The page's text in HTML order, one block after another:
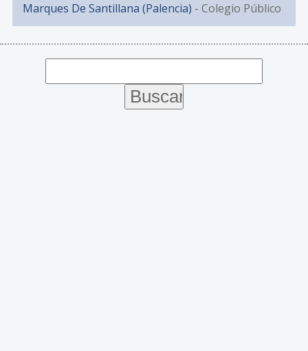
Marques De Santillana (Palencia) - Colegio Público